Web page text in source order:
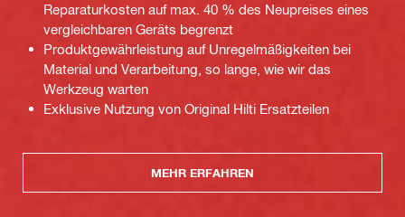
Reparaturkosten auf max. 40 % des Neupreises eines
vergleichbaren Geräts begrenzt
Produktgewährleistung auf Unregelmäßigkeiten bei
Material und Verarbeitung, so lange, wie wir das
Werkzeug warten
Exklusive Nutzung von Original Hilti Ersatzteilen
MEHR ERFAHREN